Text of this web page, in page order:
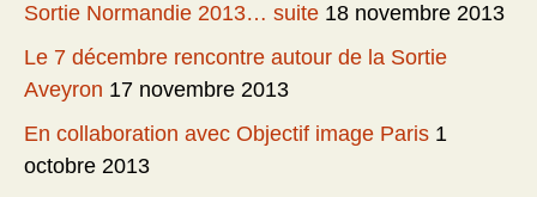
Sortie Normandie 2013… suite 18 novembre 2013
Le 7 décembre rencontre autour de la Sortie
Aveyron 17 novembre 2013
En collaboration avec Objectif image Paris 1
octobre 2013